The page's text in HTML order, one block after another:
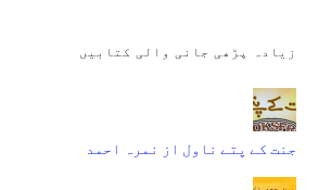
زیادہ پڑھی جانی والی کتابیں
جنت کے پتے ناول از نمرہ احمد